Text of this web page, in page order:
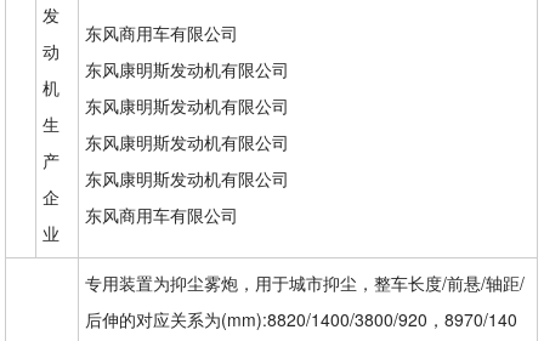
发
动
机
生
产
企
业
东风商用车有限公司
东风康明斯发动机有限公司
东风康明斯发动机有限公司
东风康明斯发动机有限公司
东风康明斯发动机有限公司
东风商用车有限公司
专用装置为抑尘雾炮，用于城市抑尘，整车长度/前悬/轴距/
后伸的对应关系为(mm):8820/1400/3800/920，8970/140